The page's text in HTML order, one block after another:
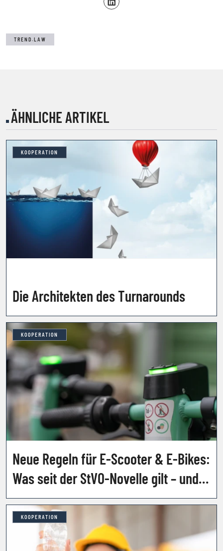
TREND.LAW
ÄHNLICHE ARTIKEL
KOOPERATION
Die Architekten des Turnarounds
KOOPERATION
Neue Regeln für E-Scooter & E-Bikes:
Was seit der StVO-Novelle gilt – und
welche Strafen drohen
KOOPERATION